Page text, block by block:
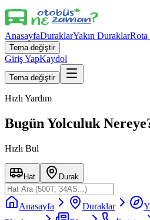
AnasayfaDuraklarYakın DuraklarRota
Tema değiştir
Giriş YapKaydol
Tema değiştir
Hızlı Yardım
Bugün Yolculuk
Hızlı Bul
Hat Durak
Anasayfa Duraklar